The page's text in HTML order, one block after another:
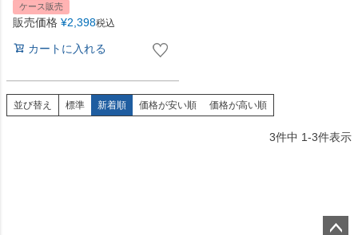
ケース販売
販売価格 ¥2,398税込
カートに入れる
並び替え 標準 新着順 価格が安い順 価格が高い順
3件中 1-3件表示